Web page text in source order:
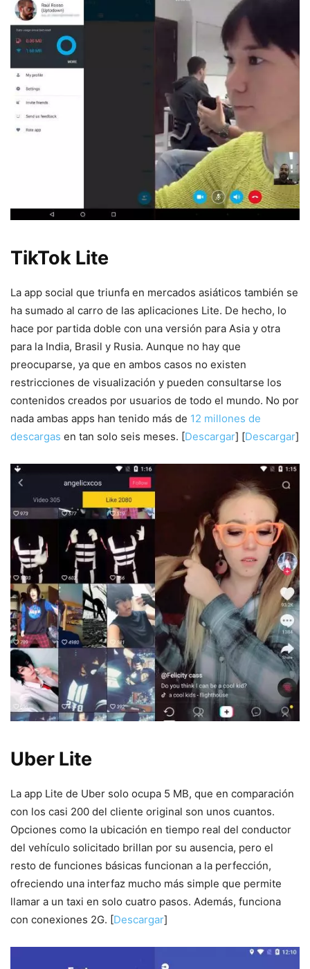
TikTok Lite
La app social que triunfa en mercados asiáticos también se
ha sumado al carro de las aplicaciones Lite. De hecho, lo
hace por partida doble con una versión para Asia y otra
para la India, Brasil y Rusia. Aunque no hay que
preocuparse, ya que en ambos casos no existen
restricciones de visualización y pueden consultarse los
contenidos creados por usuarios de todo el mundo. No por
nada ambas apps han tenido más de 12 millones de
descargas en tan solo seis meses. [Descargar] [Descargar]
Uber Lite
La app Lite de Uber solo ocupa 5 MB, que en comparación
con los casi 200 del cliente original son unos cuantos.
Opciones como la ubicación en tiempo real del conductor
del vehículo solicitado brillan por su ausencia, pero el
resto de funciones básicas funcionan a la perfección,
ofreciendo una interfaz mucho más simple que permite
llamar a un taxi en solo cuatro pasos. Además, funciona
con conexiones 2G. [Descargar]